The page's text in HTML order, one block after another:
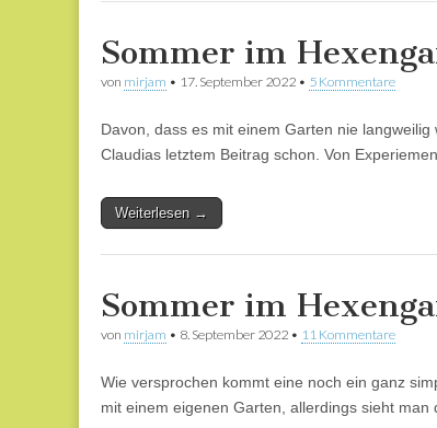
Sommer im
von mirjam • 17. September 2022 • 5 Kommentare
Davon, dass es mit einem Garten nie
Claudias letztem Beitrag schon. Von
Weiterlesen →
Sommer im
von mirjam • 8. September 2022 • 11 Kommentare
Wie versprochen kommt eine noch ein ganz
mit einem eigenen Garten, allerdings sieht